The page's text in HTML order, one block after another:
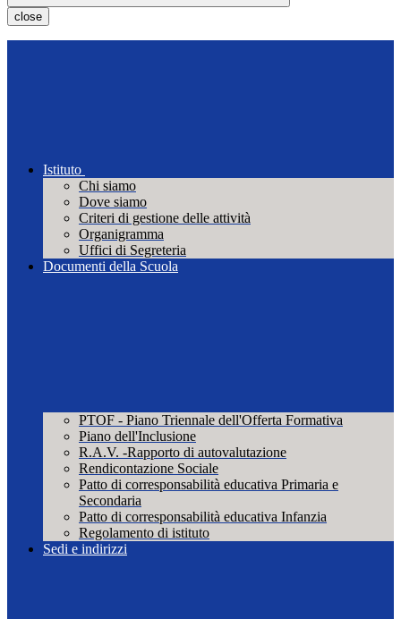
close
Istituto
Chi siamo
Dove siamo
Criteri di gestione delle attività
Organigramma
Uffici di Segreteria
Documenti della Scuola
PTOF - Piano Triennale dell'Offerta Formativa
Piano dell'Inclusione
R.A.V. -Rapporto di autovalutazione
Rendicontazione Sociale
Patto di corresponsabilità educativa Primaria e
Secondaria
Patto di corresponsabilità educativa Infanzia
Regolamento di istituto
Sedi e indirizzi